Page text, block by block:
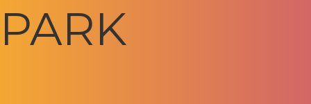
PARK